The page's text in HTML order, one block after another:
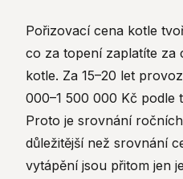
Pořizovací cena kotle
co za topení zaplatíte za
kotle. Za 15–20 let
000–1 500 000 Kč podle
Proto je srovnání
důležitější než srovnání
vytápění jsou přitom jen